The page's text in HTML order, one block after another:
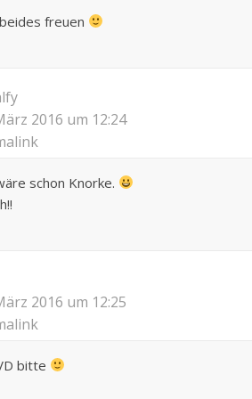
freuen
2016 um 12:24
schon Knorke.
2016 um 12:25
bitte